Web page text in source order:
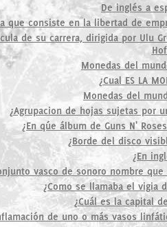
De inglés a
que consiste en la libertad de
de su carrera, dirigida por Ulu
Monedas del
¿Cual ES LA
Monedas del
¿Agrupacion de hojas sujetas por
¿En qúe álbum de Guns N'
¿Borde del disco
¿En
vasco de sonoro nombre
¿Como se llamaba el vigia
¿Cuál es la capital
de uno o más vasos